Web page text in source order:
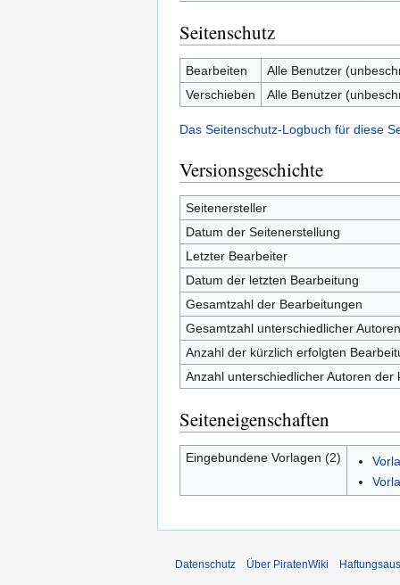
Seitenschutz
Bearbeiten
Alle Benutzer
Verschieben
Alle Benutzer
Das Seitenschutz-Logbuch für diese
Versionsgeschichte
Seitenersteller
Datum der Seitenerstellung
Letzter Bearbeiter
Datum der letzten Bearbeitung
Gesamtzahl der Bearbeitungen
Gesamtzahl unterschiedlicher Autoren
Anzahl der kürzlich erfolgten
Anzahl unterschiedlicher Autoren
Seiteneigenschaften
Eingebundene Vorlagen (2)
Datenschutz Über PiratenWiki